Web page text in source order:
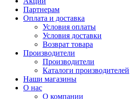
Партнерам
Оплата и доставка
Условия оплаты
Условия доставки
Возврат товара
Производители
Производители
Каталоги производителей
Наши магазины
О нас
О компании